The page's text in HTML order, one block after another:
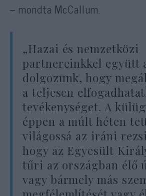
– mondta McCallum.
„Hazai és nemzetközi
partnereinkkel együtt
dolgozunk, hogy
a teljesen
tevékenységet. A
éppen a múlt héten
világossá az iráni
hogy az Egyesült
tűri az országban élő
vagy bármely más